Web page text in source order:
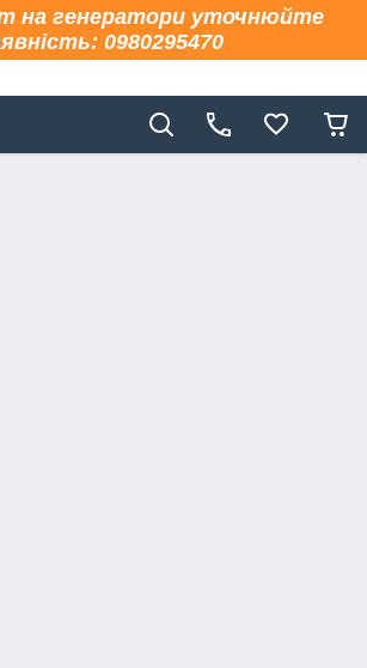
на генератори уточнюйте
0980295470